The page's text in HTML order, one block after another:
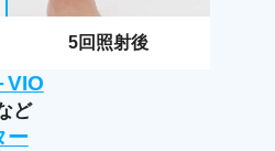
VIO
ど
ー
5回照射後